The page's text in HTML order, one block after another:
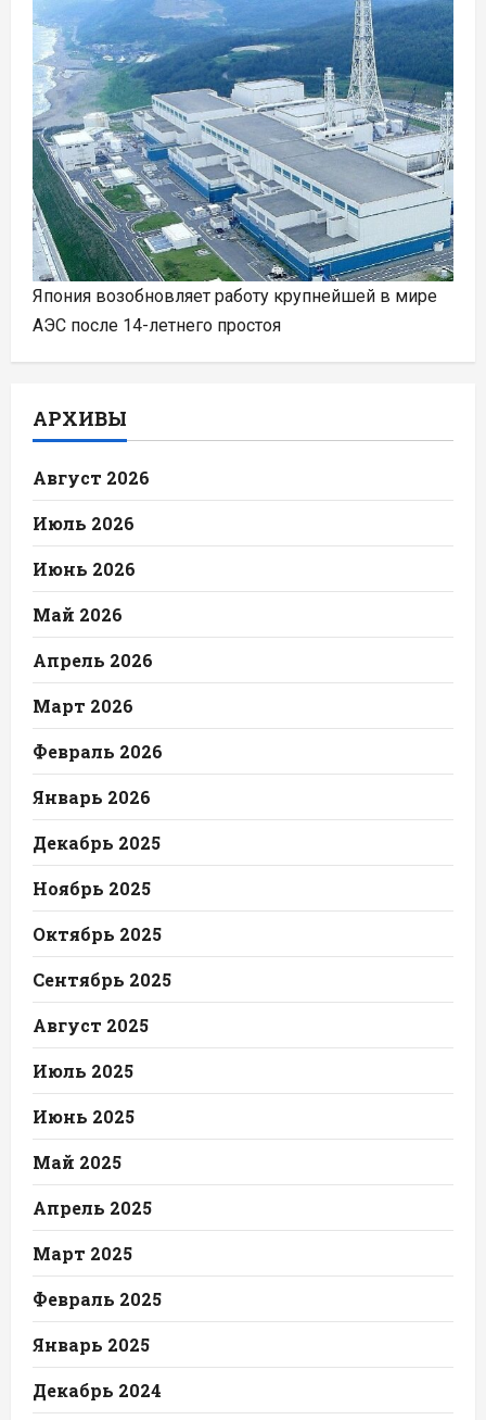
Япония возобновляет работу крупнейшей в мире
АЭС после 14-летнего простоя
АРХИВЫ
Август 2026
Июль 2026
Июнь 2026
Май 2026
Апрель 2026
Март 2026
Февраль 2026
Январь 2026
Декабрь 2025
Ноябрь 2025
Октябрь 2025
Сентябрь 2025
Август 2025
Июль 2025
Июнь 2025
Май 2025
Апрель 2025
Март 2025
Февраль 2025
Январь 2025
Декабрь 2024